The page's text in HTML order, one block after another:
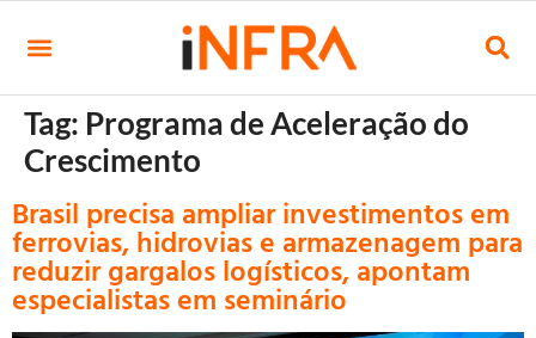
Tag: Programa de Aceleração do
Crescimento
Brasil precisa ampliar investimentos em
ferrovias, hidrovias e armazenagem para
reduzir gargalos logísticos, apontam
especialistas em seminário